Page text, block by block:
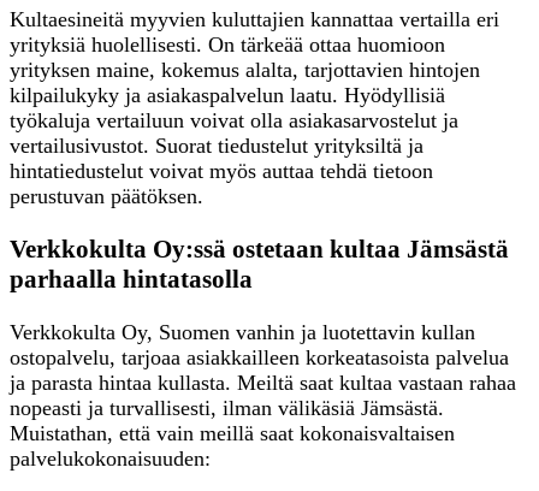
Kultaesineitä myyvien kuluttajien kannattaa vertailla eri
yrityksiä huolellisesti. On tärkeää ottaa huomioon
yrityksen maine, kokemus alalta, tarjottavien hintojen
kilpailukyky ja asiakaspalvelun laatu. Hyödyllisiä
työkaluja vertailuun voivat olla asiakasarvostelut ja
vertailusivustot. Suorat tiedustelut yrityksiltä ja
hintatiedustelut voivat myös auttaa tehdä tietoon
perustuvan päätöksen.
Verkkokulta Oy:ssä ostetaan kultaa Jämsästä
parhaalla hintatasolla
Verkkokulta Oy, Suomen vanhin ja luotettavin kullan
ostopalvelu, tarjoaa asiakkailleen korkeatasoista palvelua
ja parasta hintaa kullasta. Meiltä saat kultaa vastaan rahaa
nopeasti ja turvallisesti, ilman välikäsiä Jämsästä.
Muistathan, että vain meillä saat kokonaisvaltaisen
palvelukokonaisuuden: